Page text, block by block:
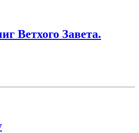
Ветхого Завета.